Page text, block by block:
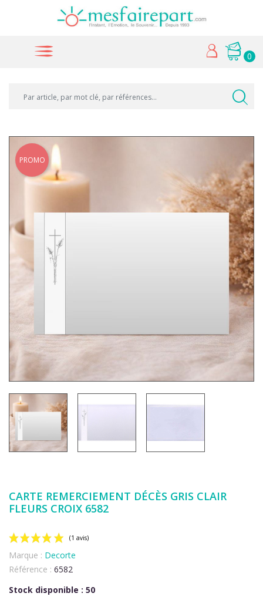
0
PROMO
CARTE REMERCIEMENT DÉCÈS GRIS CLAIR
FLEURS CROIX 6582
Marque : Decorte
Référence : 6582
Stock disponible : 50